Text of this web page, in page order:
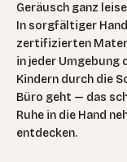
Geräusch ganz
In sorgfältiger
zertifizierten
in jeder Umgebung
Kindern durch die
Büro geht — das
Ruhe in die Hand
entdecken.